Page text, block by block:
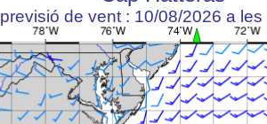
previsió de vent : 10/08/2026 a les